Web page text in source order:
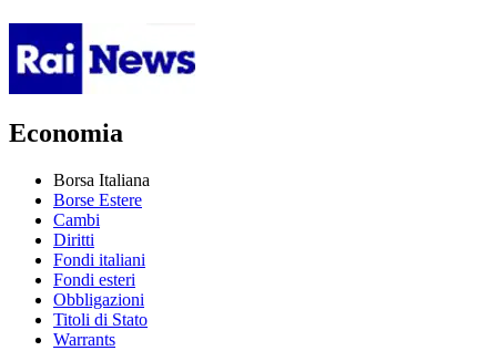
Economia
Borsa Italiana
Borse Estere
Cambi
Diritti
Fondi italiani
Fondi esteri
Obbligazioni
Titoli di Stato
Warrants